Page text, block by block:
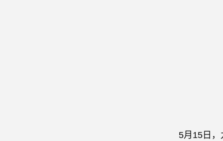
5月 15 日